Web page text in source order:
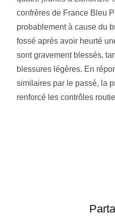
confrères de France Bleu
probablement à cause du
fossé après avoir heurté
sont gravement blessés,
blessures légères. En
similaires par le passé, la
renforcé les contrôles